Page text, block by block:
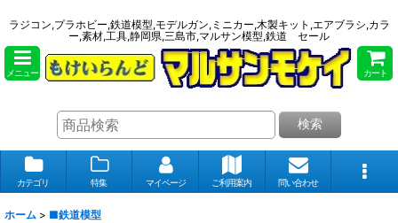
ラジコン,プラホビー,鉄道模型,モデルガン,ミニカー,木製キット,エアブラシ,カラ
ー,素材,工具,静岡県,三島市,マルサン模型,鉄道 セール
メニュー カート
検索
カテゴリ 特集 マイページ ご利用案内 問い合わせ
ホーム > ■鉄道模型